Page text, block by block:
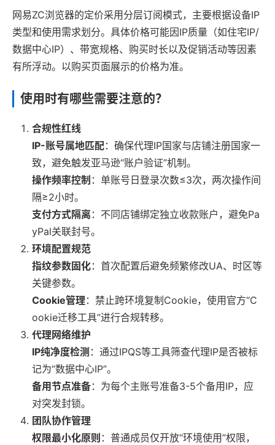
网易ZC浏览器的定价采用分层订阅模式，主要根据设备IP
类型和使用需求划分。具体价格可能因IP质量（如住宅IP/
数据中心IP）、带宽规格、购买时长以及促销活动等因素
有所浮动。以购买页面展示的价格为准。
使用时有哪些需要注意的？
合规性红线
IP-账号属地匹配：确保代理IP国家与店铺注册国家一
致，避免触发亚马逊“账户验证”机制。
操作频率控制 ：单账号日登录次数≤3次，两次操作间
隔≥2小时。
支付方式隔离：不同店铺绑定独立收款账户，避免Pa
yPal关联封号。
环境配置规范
指纹参数固化：首次配置后避免频繁修改UA、时区等
关键参数。
Cookie管理 ：禁止跨环境复制Cookie，使用官方“C
ookie迁移工具”进行合规转移。
代理网络维护
IP纯净度检测 ：通过IPQS等工具筛查代理IP是否被标
记为“数据中心IP”。
备用节点准备：为每个主账号准备3-5个备用IP，应
对突发封锁。
团队协作管理
权限最小化原则 ：普通成员仅开放“环境使用”权限，